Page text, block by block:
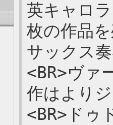
英キャロ
枚の作品
サックス
<BR>ヴァ
作はより
<BR>ドゥ